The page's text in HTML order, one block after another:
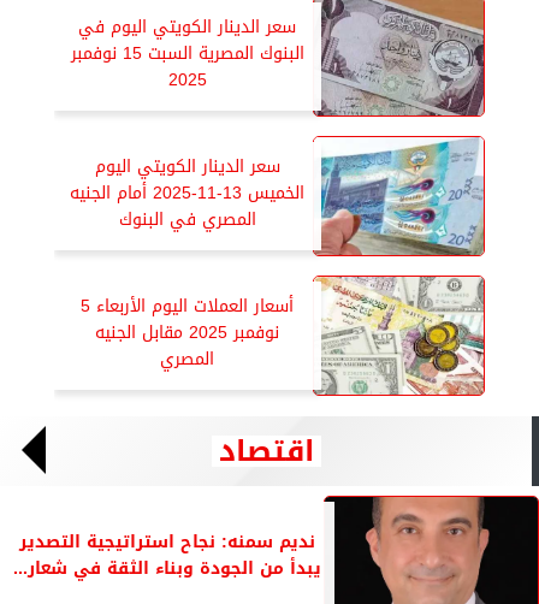
سعر الدينار الكويتي اليوم في
البنوك المصرية السبت 15 نوفمبر
2025
سعر الدينار الكويتي اليوم
الخميس 13-11-2025 أمام الجنيه
المصري في البنوك
أسعار العملات اليوم الأربعاء 5
نوفمبر 2025 مقابل الجنيه
المصري
اقتصاد
نديم سمنه: نجاح استراتيجية التصدير
يبدأ من الجودة وبناء الثقة في شعار...